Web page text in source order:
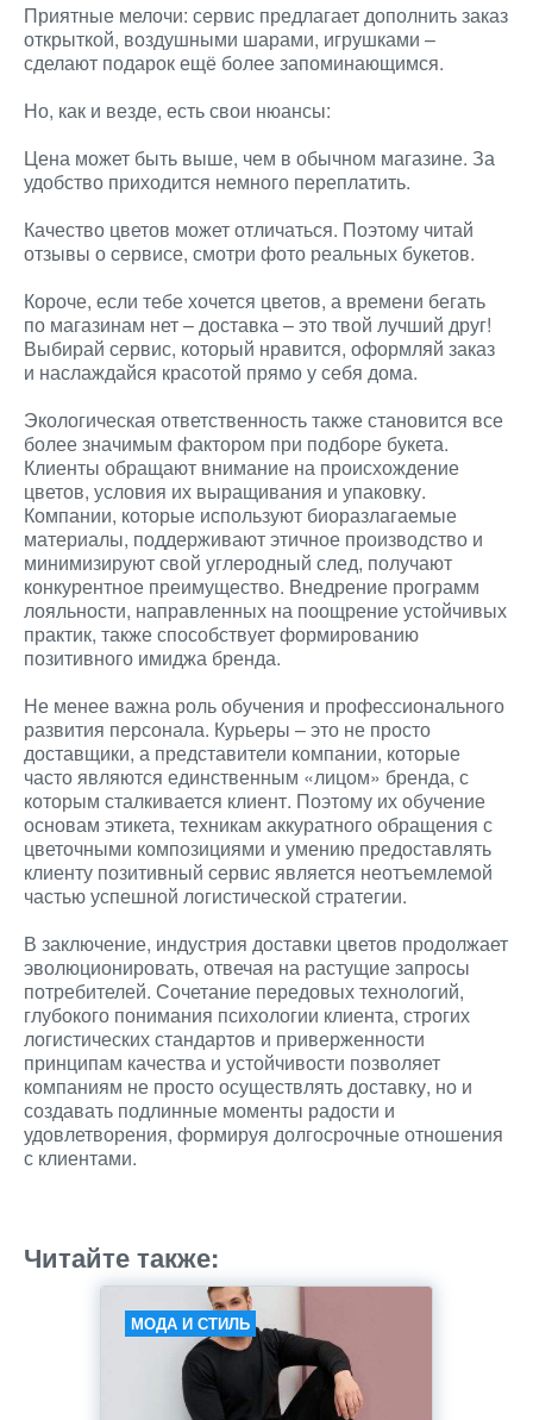
Приятные мелочи: сервис предлагает дополнить заказ
открыткой, воздушными шарами, игрушками –
сделают подарок ещё более запоминающимся.
Но, как и везде, есть свои нюансы:
Цена может быть выше, чем в обычном магазине. За
удобство приходится немного переплатить.
Качество цветов может отличаться. Поэтому читай
отзывы о сервисе, смотри фото реальных букетов.
Короче, если тебе хочется цветов, а времени бегать
по магазинам нет – доставка – это твой лучший друг!
Выбирай сервис, который нравится, оформляй заказ
и наслаждайся красотой прямо у себя дома.
Экологическая ответственность также становится все
более значимым фактором при подборе букета.
Клиенты обращают внимание на происхождение
цветов, условия их выращивания и упаковку.
Компании, которые используют биоразлагаемые
материалы, поддерживают этичное производство и
минимизируют свой углеродный след, получают
конкурентное преимущество. Внедрение программ
лояльности, направленных на поощрение устойчивых
практик, также способствует формированию
позитивного имиджа бренда.
Не менее важна роль обучения и профессионального
развития персонала. Курьеры – это не просто
доставщики, а представители компании, которые
часто являются единственным «лицом» бренда, с
которым сталкивается клиент. Поэтому их обучение
основам этикета, техникам аккуратного обращения с
цветочными композициями и умению предоставлять
клиенту позитивный сервис является неотъемлемой
частью успешной логистической стратегии.
В заключение, индустрия доставки цветов продолжает
эволюционировать, отвечая на растущие запросы
потребителей. Сочетание передовых технологий,
глубокого понимания психологии клиента, строгих
логистических стандартов и приверженности
принципам качества и устойчивости позволяет
компаниям не просто осуществлять доставку, но и
создавать подлинные моменты радости и
удовлетворения, формируя долгосрочные отношения
с клиентами.
Читайте также:
МОДА И СТИЛЬ